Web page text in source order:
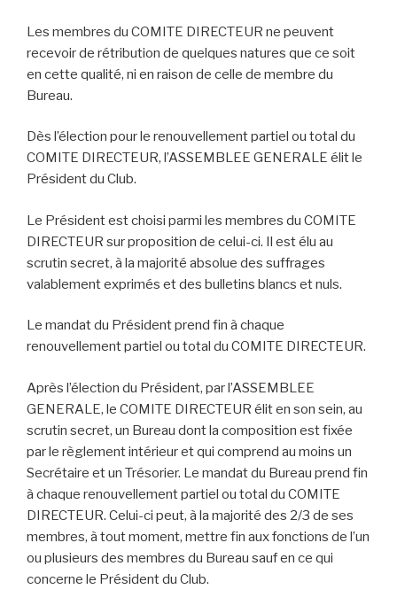
Les membres du COMITE DIRECTEUR ne peuvent
recevoir de rétribution de quelques natures que ce soit
en cette qualité, ni en raison de celle de membre du
Bureau.
Dès l’élection pour le renouvellement partiel ou total du
COMITE DIRECTEUR, l’ASSEMBLEE GENERALE élit le
Président du Club.
Le Président est choisi parmi les membres du COMITE
DIRECTEUR sur proposition de celui-ci. Il est élu au
scrutin secret, à la majorité absolue des suffrages
valablement exprimés et des bulletins blancs et nuls.
Le mandat du Président prend fin à chaque
renouvellement partiel ou total du COMITE DIRECTEUR.
Après l’élection du Président, par l’ASSEMBLEE
GENERALE, le COMITE DIRECTEUR élit en son sein, au
scrutin secret, un Bureau dont la composition est fixée
par le règlement intérieur et qui comprend au moins un
Secrétaire et un Trésorier. Le mandat du Bureau prend fin
à chaque renouvellement partiel ou total du COMITE
DIRECTEUR. Celui-ci peut, à la majorité des 2/3 de ses
membres, à tout moment, mettre fin aux fonctions de l’un
ou plusieurs des membres du Bureau sauf en ce qui
concerne le Président du Club.